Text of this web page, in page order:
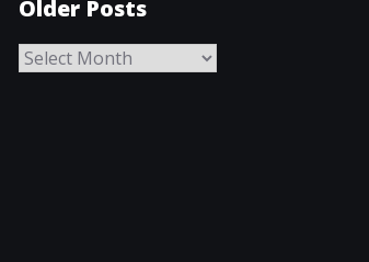
Older Posts
Older